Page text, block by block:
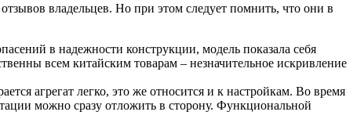
владельцев. Но при этом следует помнить, что они в
в надежности конструкции, модель показала себя
всем китайским товарам – незначительное искривление
агрегат легко, это же относится и к настройкам. Во время
можно сразу отложить в сторону. Функциональной